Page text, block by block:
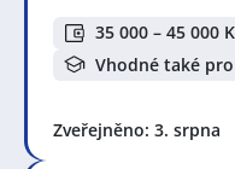
35 000 – 45 000
Vhodné také
Zveřejněno: 3. srpna